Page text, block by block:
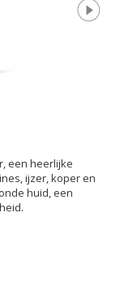
een heerlijke
ijzer, koper en
huid, een